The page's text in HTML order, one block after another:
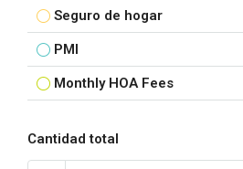
Seguro de hogar
PMI
Monthly HOA Fees
Cantidad total